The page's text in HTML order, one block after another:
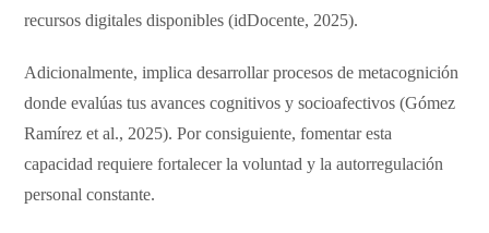
recursos digitales disponibles (idDocente, 2025).
Adicionalmente, implica desarrollar procesos de metacognición
donde evalúas tus avances cognitivos y socioafectivos (Gómez
Ramírez et al., 2025). Por consiguiente, fomentar esta
capacidad requiere fortalecer la voluntad y la autorregulación
personal constante.